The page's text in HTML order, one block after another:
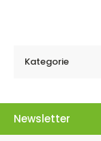
Kategorie
Newsletter